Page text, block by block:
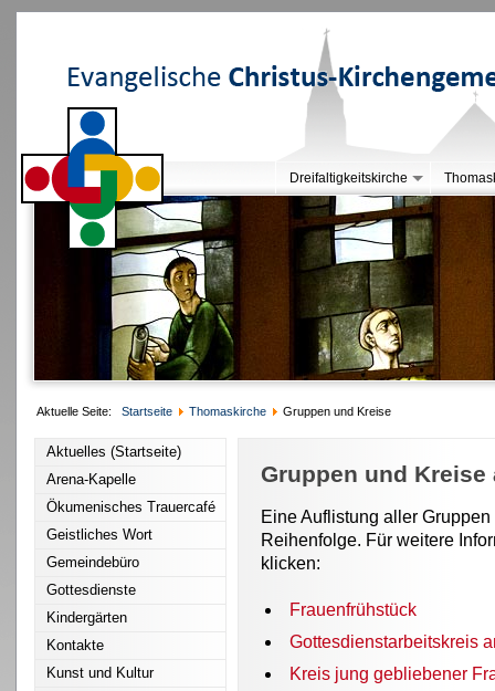
Dreifaltigkeitskirche
Aktuelle Seite: Startseite Thomaskirche Gruppen und Kreise
Aktuelles (Startseite)
Arena-Kapelle
Ökumenisches Trauercafé
Geistliches Wort
Gemeindebüro
Gottesdienste
Kindergärten
Kontakte
Kunst und Kultur
Gruppen und
Eine Auflistung aller
Reihenfolge. Für weitere
klicken:
Frauenfrühstück
Gottesdienstarbeitskreis
Kreis jung gebliebener